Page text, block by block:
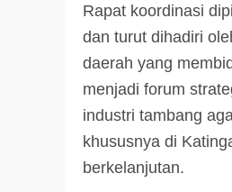
Rapat koordinasi
dan turut dihadiri
daerah yang
menjadi forum
industri tambang
khususnya di
berkelanjutan.